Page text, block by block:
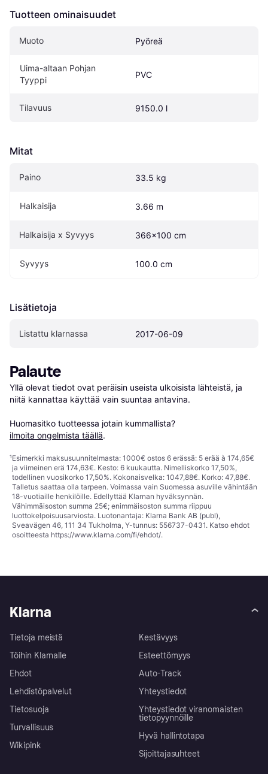
Tuotteen ominaisuudet
Muoto Pyöreä
Uima-altaan Pohjan
Tyyppi
PVC
Tilavuus 9150.0 l
Mitat
Paino 33.5 kg
Halkaisija 3.66 m
Halkaisija x Syvyys 366x100 cm
Syvyys 100.0 cm
Lisätietoja
Listattu klarnassa 2017-06-09
Palaute
Yllä olevat tiedot ovat peräisin useista ulkoisista lähteistä, ja
niitä kannattaa käyttää vain suuntaa antavina.
Huomasitko tuotteessa jotain kummallista?
ilmoita ongelmista täällä.
¹Esimerkki maksusuunnitelmasta: 1000€ ostos 6 erässä: 5 erää à 174,65€
ja viimeinen erä 174,63€. Kesto: 6 kuukautta. Nimelliskorko 17,50%,
todellinen vuosikorko 17,50%. Kokonaisvelka: 1047,88€. Korko: 47,88€.
Talletus saattaa olla tarpeen. Voimassa vain Suomessa asuville vähintään
18-vuotiaille henkilöille. Edellyttää Klarnan hyväksynnän.
Vähimmäisoston summa 25€; enimmäisoston summa riippuu
luottokelpoisuusarviosta. Luotonantaja: Klarna Bank AB (publ),
Sveavägen 46, 111 34 Tukholma, Y-tunnus: 556737-0431. Katso ehdot
osoitteesta https://www.klarna.com/fi/ehdot/.
Klarna
Tietoja meistä
Töihin Klarnalle
Ehdot
Lehdistöpalvelut
Tietosuoja
Turvallisuus
Wikipink
Kestävyys
Esteettömyys
Auto-Track
Yhteystiedot
Yhteystiedot viranomaisten
tietopyynnöille
Hyvä hallintotapa
Sijoittajasuhteet